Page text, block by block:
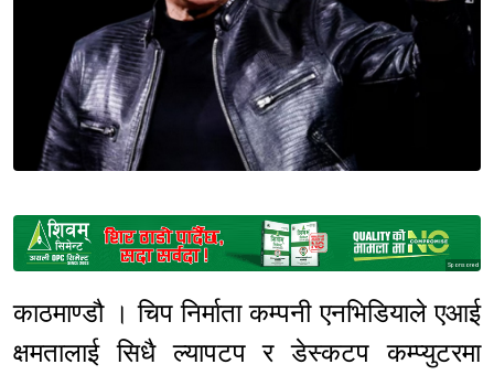
Sponsored
काठमाण्डौ । चिप निर्माता कम्पनी एनभिडियाले एआई
क्षमतालाई सिधै ल्यापटप र डेस्कटप कम्प्युटरमा